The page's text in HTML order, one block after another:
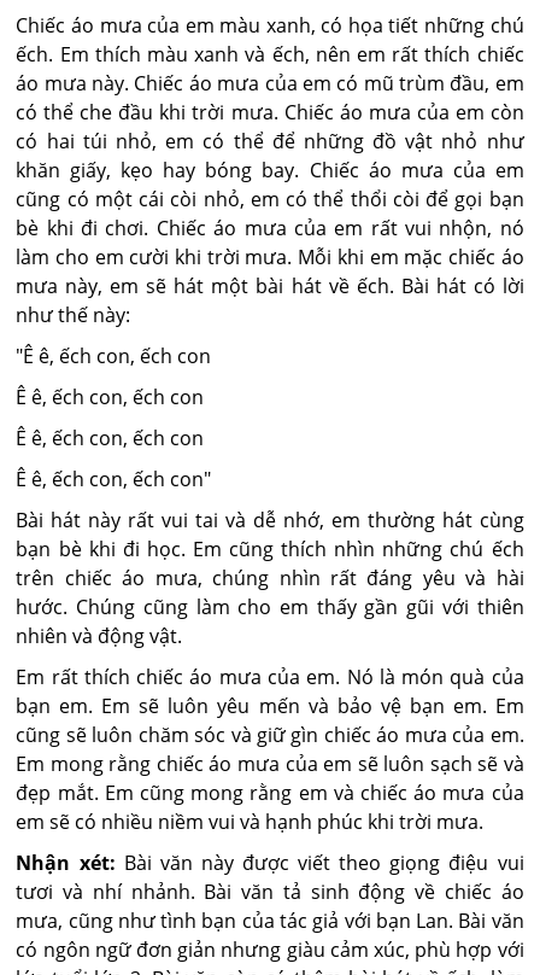
Chiếc áo mưa của em màu xanh, có họa tiết những chú
ếch. Em thích màu xanh và ếch, nên em rất thích chiếc
áo mưa này. Chiếc áo mưa của em có mũ trùm đầu, em
có thể che đầu khi trời mưa. Chiếc áo mưa của em còn
có hai túi nhỏ, em có thể để những đồ vật nhỏ như
khăn giấy, kẹo hay bóng bay. Chiếc áo mưa của em
cũng có một cái còi nhỏ, em có thể thổi còi để gọi bạn
bè khi đi chơi. Chiếc áo mưa của em rất vui nhộn, nó
làm cho em cười khi trời mưa. Mỗi khi em mặc chiếc áo
mưa này, em sẽ hát một bài hát về ếch. Bài hát có lời
như thế này:
"Ê ê, ếch con, ếch con
Ê ê, ếch con, ếch con
Ê ê, ếch con, ếch con
Ê ê, ếch con, ếch con"
Bài hát này rất vui tai và dễ nhớ, em thường hát cùng
bạn bè khi đi học. Em cũng thích nhìn những chú ếch
trên chiếc áo mưa, chúng nhìn rất đáng yêu và hài
hước. Chúng cũng làm cho em thấy gần gũi với thiên
nhiên và động vật.
Em rất thích chiếc áo mưa của em. Nó là món quà của
bạn em. Em sẽ luôn yêu mến và bảo vệ bạn em. Em
cũng sẽ luôn chăm sóc và giữ gìn chiếc áo mưa của em.
Em mong rằng chiếc áo mưa của em sẽ luôn sạch sẽ và
đẹp mắt. Em cũng mong rằng em và chiếc áo mưa của
em sẽ có nhiều niềm vui và hạnh phúc khi trời mưa.
Nhận xét: Bài văn này được viết theo giọng điệu vui
tươi và nhí nhảnh. Bài văn tả sinh động về chiếc áo
mưa, cũng như tình bạn của tác giả với bạn Lan. Bài văn
có ngôn ngữ đơn giản nhưng giàu cảm xúc, phù hợp với